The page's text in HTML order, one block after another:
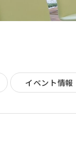
イベント情報